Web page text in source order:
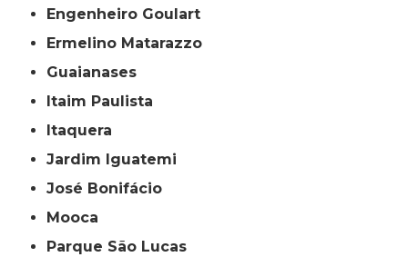
Engenheiro Goulart
Ermelino Matarazzo
Guaianases
Itaim Paulista
Itaquera
Jardim Iguatemi
José Bonifácio
Mooca
Parque São Lucas